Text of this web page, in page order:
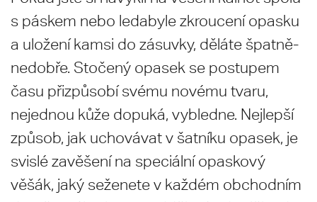
s páskem nebo ledabyle zkroucení opasku
a uložení kamsi do zásuvky, děláte špatně-
nedobře. Stočený opasek se postupem
času přizpůsobí svému novému tvaru,
nejednou kůže dopuká, vybledne. Nejlepší
způsob, jak uchovávat v šatníku opasek, je
svislé zavěšení na speciální opaskový
věšák, jaký seženete v každém obchodním